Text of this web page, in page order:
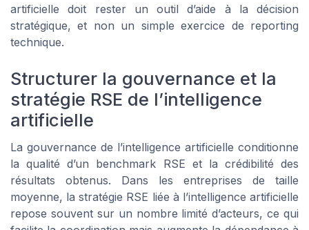
artificielle doit rester un outil d’aide à la décision
stratégique, et non un simple exercice de reporting
technique.
Structurer la gouvernance et la
stratégie RSE de l’intelligence
artificielle
La gouvernance de l’intelligence artificielle conditionne
la qualité d’un benchmark RSE et la crédibilité des
résultats obtenus. Dans les entreprises de taille
moyenne, la stratégie RSE liée à l’intelligence artificielle
repose souvent sur un nombre limité d’acteurs, ce qui